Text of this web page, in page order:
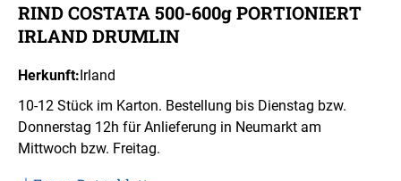
RIND COSTATA 500-600g PORTIONIERT
IRLAND DRUMLIN
Herkunft:Irland
10-12 Stück im Karton. Bestellung bis Dienstag bzw.
Donnerstag 12h für Anlieferung in Neumarkt am
Mittwoch bzw. Freitag.